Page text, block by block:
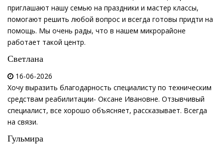
приглашают нашу семью на праздники и мастер классы,
помогают решить любой вопрос и всегда готовы придти на
помощь. Мы очень рады, что в нашем микрорайоне
работает такой центр.
Светлана
16-06-2026
Хочу выразить благодарность специалисту по техническим
средствам реабилитации- Оксане Ивановне. Отзывчивый
специалист, все хорошо объясняет, рассказывает. Всегда
на связи.
Гульмира